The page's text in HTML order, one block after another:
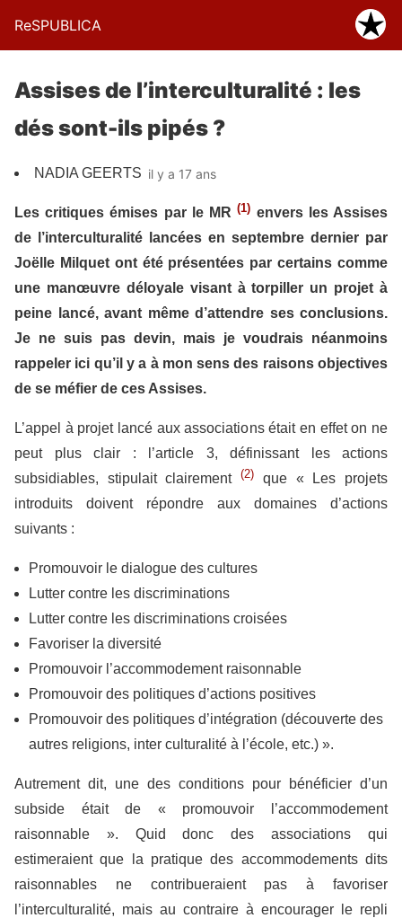
ReSPUBLICA
Assises de l’interculturalité : les
dés sont-ils pipés ?
NADIA GEERTS il y a 17 ans
Les critiques émises par le MR(1) envers les Assises
de l’interculturalité lancées en septembre dernier par
Joëlle Milquet ont été présentées par certains comme
une manœuvre déloyale visant à torpiller un projet à
peine lancé, avant même d’attendre ses conclusions.
Je ne suis pas devin, mais je voudrais néanmoins
rappeler ici qu’il y a à mon sens des raisons objectives
de se méfier de ces Assises.
L’appel à projet lancé aux associations était en effet on ne
peut plus clair : l’article 3, définissant les actions
subsidiables, stipulait clairement(2) que « Les projets
introduits doivent répondre aux domaines d’actions
suivants :
Promouvoir le dialogue des cultures
Lutter contre les discriminations
Lutter contre les discriminations croisées
Favoriser la diversité
Promouvoir l’accommodement raisonnable
Promouvoir des politiques d’actions positives
Promouvoir des politiques d’intégration (découverte des
autres religions, inter culturalité à l’école, etc.) ».
Autrement dit, une des conditions pour bénéficier d’un
subside était de « promouvoir l’accommodement
raisonnable ». Quid donc des associations qui
estimeraient que la pratique des accommodements dits
raisonnables ne contribueraient pas à favoriser
l’interculturalité, mais au contraire à encourager le repli